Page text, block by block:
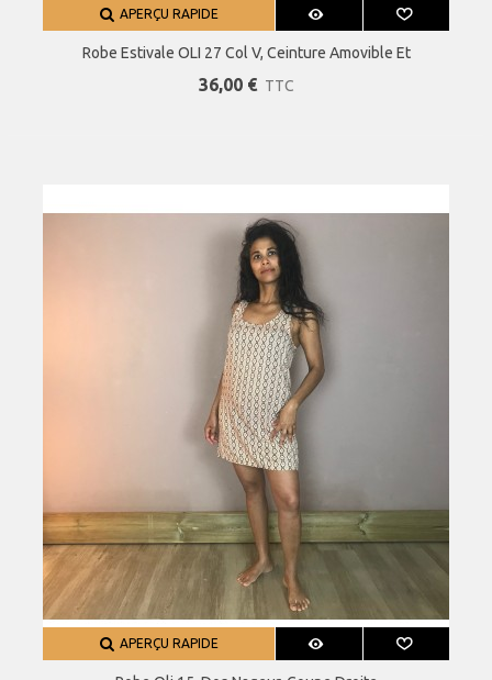
APERÇU RAPIDE
Robe Estivale OLI 27 Col V, Ceinture Amovible Et
Bretelles Ajustables
36,00 € TTC
APERÇU RAPIDE